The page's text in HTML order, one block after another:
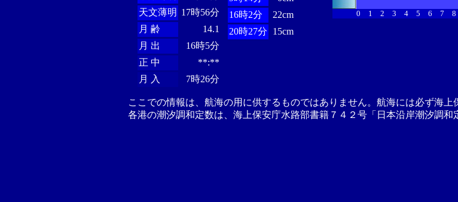
天文薄明 17時56分
月 齢
14.1
月 出
16時5分
正 中
**:**
月 入
7時26分
16時2分
22cm
20時27分
15cm
0 1 2 3 4 5 6 7 8
ここでの情報は、航海の用に供するものではありません。航海には必ず海上
各港の潮汐調和定数は、海上保安庁水路部書籍７４２号「日本沿岸潮汐調和